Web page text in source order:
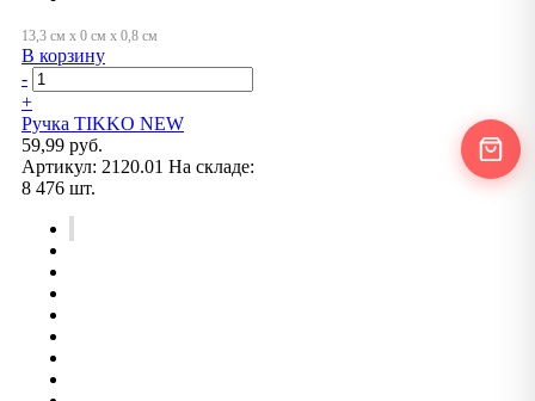
В корзину
-
+
Ручка TIKKO NEW
59,99 руб.
Артикул: 2120.01 На складе:
8 476 шт.